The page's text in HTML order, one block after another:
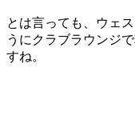
とは言っても、ウェ
うにクラブラウンジ
すね。